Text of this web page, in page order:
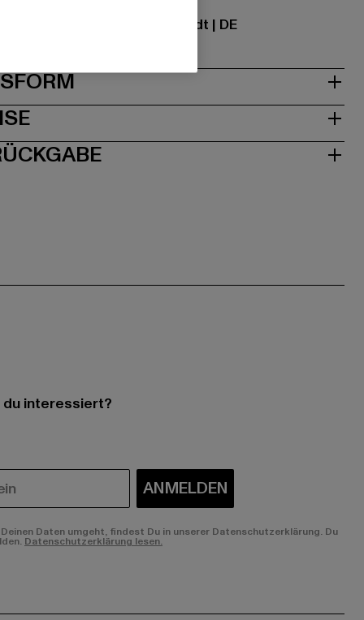
7 | 64372 Ober-Ramstadt | DE
PASSFORM
interessiert?
ANMELDEN
Daten umgeht, findest Du in unserer Datenschutzerklärung. Du
Datenschutzerklärung lesen.